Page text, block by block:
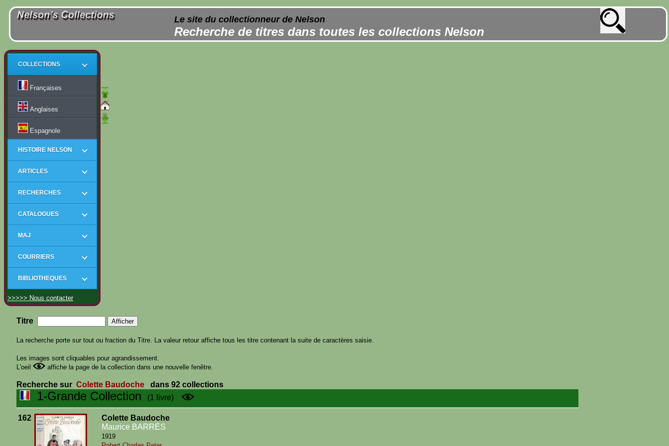
Le site du collectionneur de Nelson
Recherche de titres dans toutes les collections Nelson
COLLECTIONS
Françaises
Anglaises
Espagnole
HISTOIRE NELSON
ARTICLES
RECHERCHES
CATALOGUES
MAJ
COURRIERS
BIBLIOTHEQUES
>>>>> Nous contacter
Titre
La recherche porte sur tout ou fraction du Titre. La valeur retour affiche tous les titre contenant la suite de caractères saisie.
Les images sont cliquables pour agrandissement.
L'oeil
affiche la page de la collection dans une nouvelle fenêtre.
Recherche sur Colette Baudoche dans 92 collections
1-Grande Collection (1 livre)
162
Colette Baudoche
Maurice BARRÈS
1919